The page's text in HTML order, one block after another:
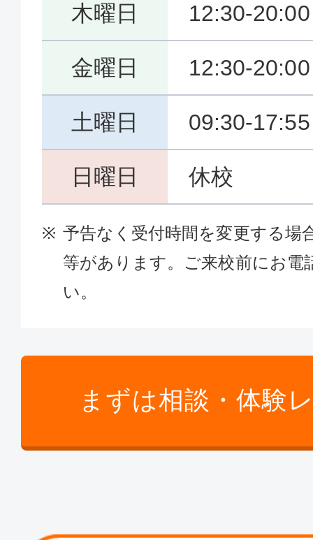
木曜日 12:30-20:00
金曜日 12:30-20:00
土曜日 09:30-17:55
日曜日 休校
予告なく受付時間を変更する場
等があります。ご来校前にお電
い。
まずは相談・体験